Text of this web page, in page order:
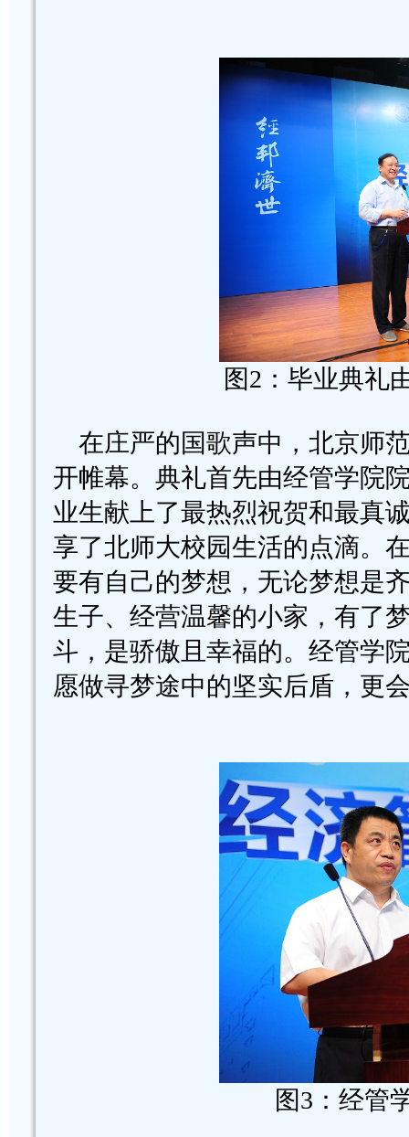
图2：毕业典礼
在庄严的国歌声中，北京师
开帷幕。典礼首先由经管学院
业生献上了最热烈祝贺和最真
享了北师大校园生活的点滴。
要有自己的梦想，无论梦想是
生子、经营温馨的小家，有了
斗，是骄傲且幸福的。经管学
愿做寻梦途中的坚实后盾，更
图3：经管